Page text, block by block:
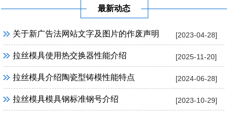
最新动态
[2023-04-28]
关于新广告法网站文字及图片的作废声明
[2025-11-20]
拉丝模具使用热交换器性能介绍
[2024-06-28]
拉丝模具介绍陶瓷型铸模性能特点
[2023-10-29]
拉丝模具模具钢标准钢号介绍